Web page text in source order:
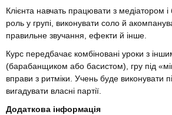
Клієнта навчать працювати з медіатором
роль у групі, виконувати соло й
правильне звучання, ефекти й інше.
Курс передбачає комбіновані уроки з
(барабанщиком або басистом), гру під
вправи з ритміки. Учень буде виконувати
вигадувати власні партії.
Додаткова інформація